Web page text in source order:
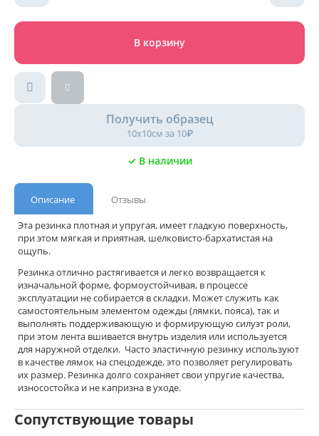
В корзину
Получить образец
10х10см за 10₽
✓ В наличии
Описание
Отзывы
Эта резинка плотная и упругая, имеет гладкую поверхность,
при этом мягкая и приятная, шелковисто-бархатистая на
ощупь.
Резинка отлично растягивается и легко возвращается к
изначальной форме, формоустойчивая, в процессе
эксплуатации не собирается в складки. Может служить как
самостоятельным элементом одежды (лямки, пояса), так и
выполнять поддерживающую и формирующую силуэт роли,
при этом лента вшивается внутрь изделия или используется
для наружной отделки. Часто эластичную резинку используют
в качестве лямок на спецодежде, это позволяет регулировать
их размер. Резинка долго сохраняет свои упругие качества,
износостойка и не капризна в уходе.
Сопутствующие товары